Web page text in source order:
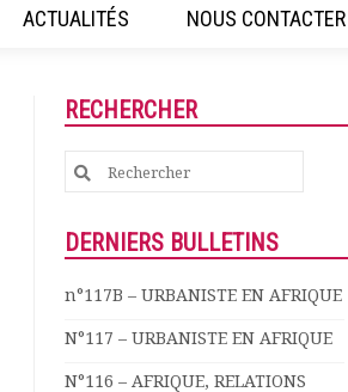
ACTUALITÉS NOUS CONTACTER
RECHERCHER
Search
for:
DERNIERS BULLETINS
n°117B – URBANISTE EN AFRIQUE
N°117 – URBANISTE EN AFRIQUE
N°116 – AFRIQUE, RELATIONS